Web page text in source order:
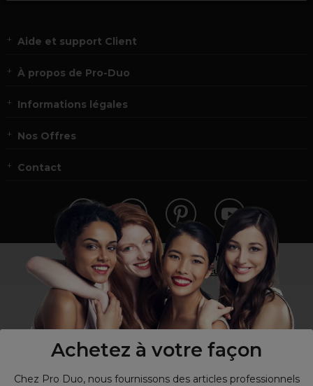
Achetez à votre façon
Chez Pro Duo, nous fournissons des articles professionnels
Aide et support Client
À propos de Pro-Duo
Informations légales
Nos Offres
Contact
Vous n’êtes pas un professionnel ?
Visitez notre site pour les particuliers!